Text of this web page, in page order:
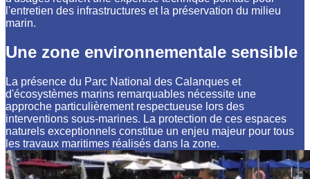
l'entretien des infrastructures et la préservation du milieu
marin.
Une zone environnementale sensible
La présence du Parc National des Calanques et
d'écosystèmes marins remarquables nécessite une
approche particulièrement respectueuse lors des
interventions sous-marines. La protection de ces espaces
naturels exceptionnels constitue un enjeu majeur pour tous
les travaux maritimes réalisés dans la zone.